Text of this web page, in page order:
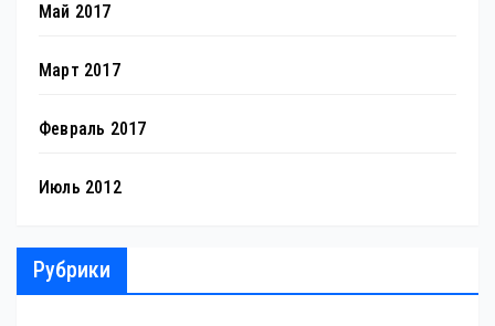
Май 2017
Март 2017
Февраль 2017
Июль 2012
Рубрики